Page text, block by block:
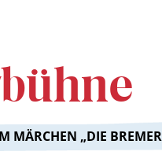
MÄRCHEN „DIE